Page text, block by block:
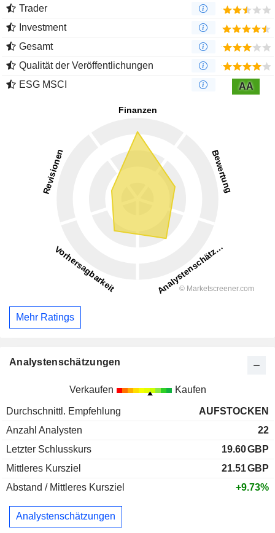
Trader
Investment
Gesamt
Qualität der Veröffentlichungen
ESG MSCI
AA
Mehr Ratings
Analystenschätzungen
Verkaufen Kaufen
Durchschnittl. Empfehlung
AUFSTOCKEN
Anzahl Analysten
22
Letzter Schlusskurs
19.60GBP
Mittleres Kursziel
21.51GBP
Abstand / Mittleres Kursziel
+9.73%
Analystenschätzungen